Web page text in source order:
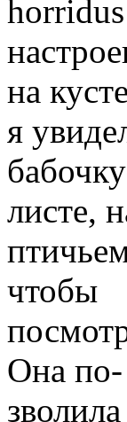
на
я
листе,
чтобы
Она по-